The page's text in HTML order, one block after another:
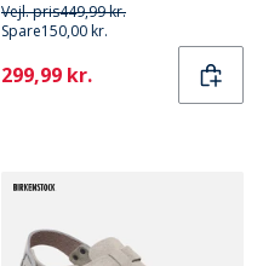
Vejl. pris449,99 kr.
Spare150,00 kr.
Current
299,99 kr.